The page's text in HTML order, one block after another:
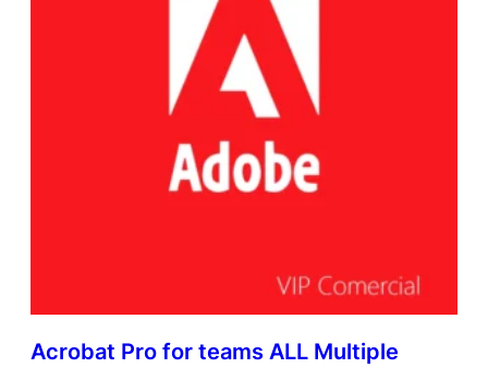
Acrobat Pro for teams ALL Multiple